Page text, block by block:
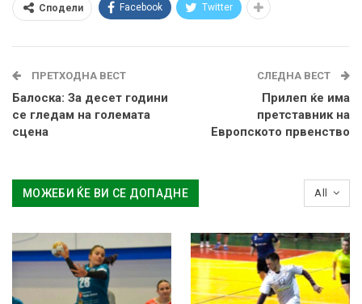
Сподели Facebook Twitter
ПРЕТХОДНА ВЕСТ
Балоска: За десет години
се гледам на големата
сцена
СЛЕДНА ВЕСТ
Прилеп ќе има
претставник на
Европското првенство
All
МОЖЕБИ ЌЕ ВИ СЕ ДОПАДНЕ